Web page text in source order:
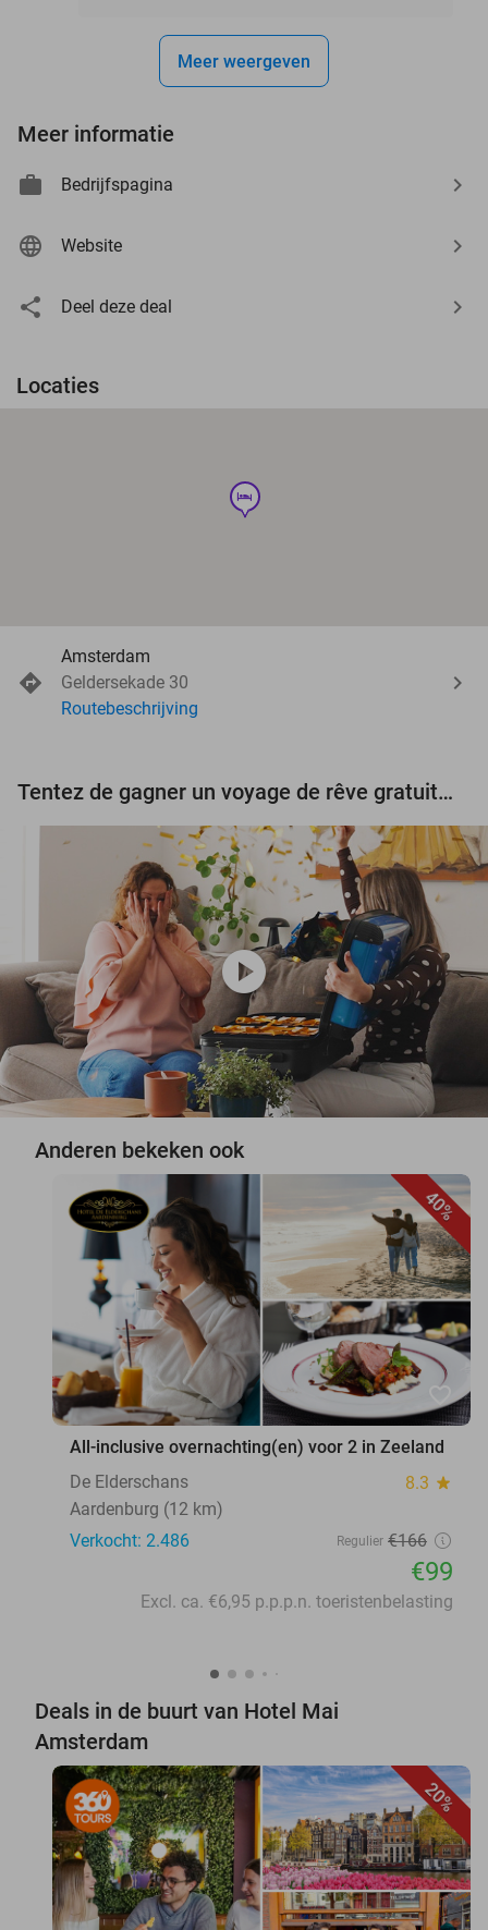
Meer weergeven
Meer informatie
Bedrijfspagina
Website
Deel deze deal
Locaties
hotel
Amsterdam
Geldersekade 30
Routebeschrijving
Tentez de gagner un voyage de rêve gratuit d'une valeur de 3.000 € !
play_circle
Anderen bekeken ook
40%
favorite_border
All-inclusive overnachting(en) voor 2 in Zeeland
De Elderschans
8.3 star
Aardenburg (12 km)
Verkocht: 2.486
Regulier €166
€99
Excl. ca. €6,95 p.p.p.n. toeristenbelasting
Deals in de buurt van Hotel Mai
Amsterdam
20%